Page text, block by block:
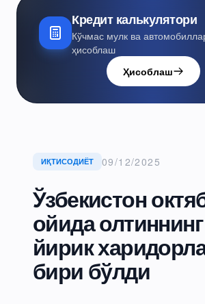
Кредит калькулятори
Кўчмас мулк ва
ҳисоблаш
Ҳисоблаш
ИҚТИСОДИЁТ 09/12/2025
Ўзбекистон
ойида
йирик
бири бўлди